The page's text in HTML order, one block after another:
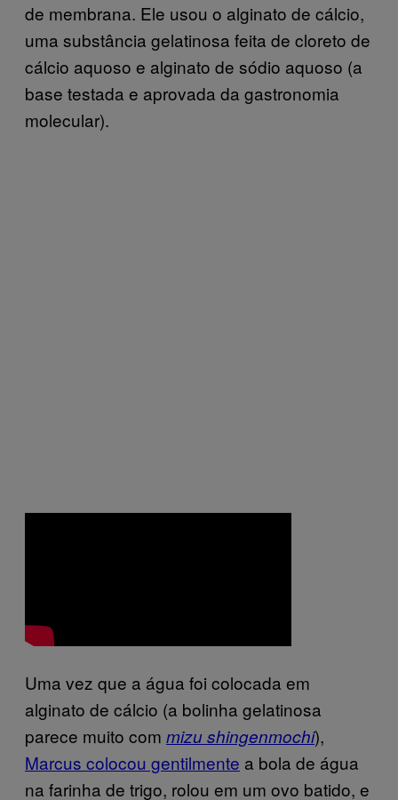
de membrana. Ele usou o alginato de cálcio,
uma substância gelatinosa feita de cloreto de
cálcio aquoso e alginato de sódio aquoso (a
base testada e aprovada da gastronomia
molecular).
Uma vez que a água foi colocada em
alginato de cálcio (a bolinha gelatinosa
parece muito com mizu shingenmochi),
Marcus colocou gentilmente a bola de água
na farinha de trigo, rolou em um ovo batido, e